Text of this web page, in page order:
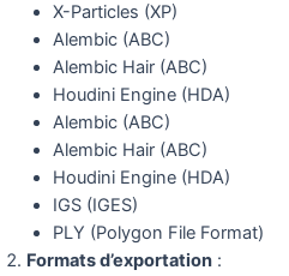
X-Particles (XP)
Alembic (ABC)
Alembic Hair (ABC)
Houdini Engine (HDA)
Alembic (ABC)
Alembic Hair (ABC)
Houdini Engine (HDA)
IGS (IGES)
PLY (Polygon File Format)
Formats d’exportation :